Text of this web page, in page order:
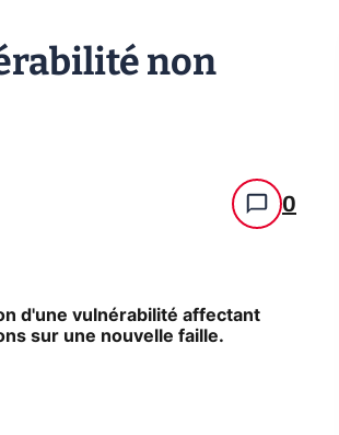
non
0
d'une vulnérabilité affectant
sur une nouvelle faille.